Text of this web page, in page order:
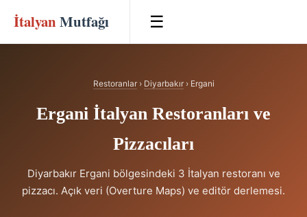
İtalyan Mutfağı ☰
Restoranlar› Diyarbakır› Ergani
Ergani İtalyan Restoranları ve
Pizzacıları
Diyarbakır Ergani bölgesindeki 3 İtalyan restoranı ve
pizzacı. Açık veri (Overture Maps) ve editör derlemesi.